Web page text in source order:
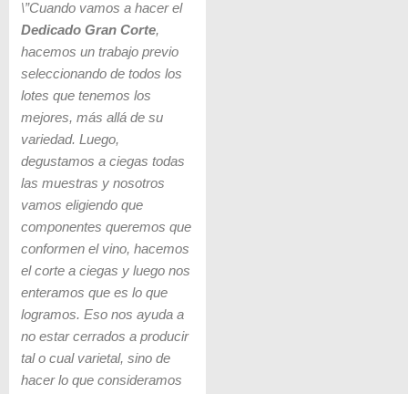
\”Cuando vamos a hacer el
Dedicado Gran Corte,
hacemos un trabajo previo
seleccionando de todos los
lotes que tenemos los
mejores, más allá de su
variedad. Luego,
degustamos a ciegas todas
las muestras y nosotros
vamos eligiendo que
componentes queremos que
conformen el vino, hacemos
el corte a ciegas y luego nos
enteramos que es lo que
logramos. Eso nos ayuda a
no estar cerrados a producir
tal o cual varietal, sino de
hacer lo que consideramos